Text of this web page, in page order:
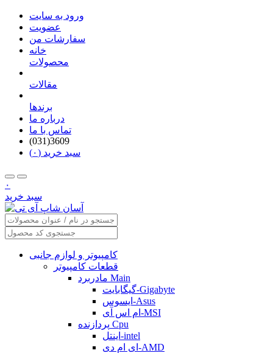
ورود به سایت
عضویت
سفارشات من
خانه
محصولات
مقالات
برندها
درباره ما
تماس با ما
(031)3609
سبد خرید (۰)
۰
سبد خرید
کامپیوتر و لوازم جانبی
قطعات کامپیوتر
مادربرد Main
گیگابایت-Gigabyte
ایسوس-Asus
ام اس آی-MSI
پردازنده Cpu
اینتل-intel
ای ام دی-AMD